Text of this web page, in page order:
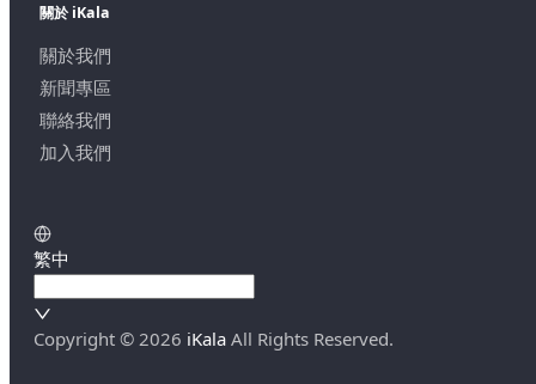
關於 iKala
關於我們
新聞專區
聯絡我們
加入我們
繁中
Copyright © 2026 iKala All Rights Reserved.